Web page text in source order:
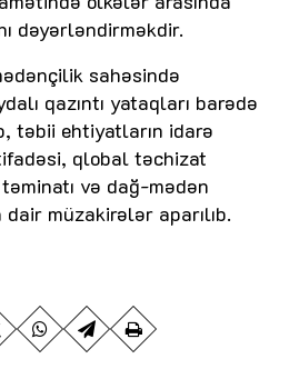
dəyərləndirməkdir.
sahəsində
qazıntı yataqları barədə
təbii ehtiyatların idarə
qlobal təchizat
və dağ-mədən
müzakirələr aparılıb.